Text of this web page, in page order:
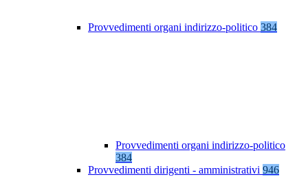
Provvedimenti organi indirizzo-politico 384
Provvedimenti organi indirizzo-politico
384
Provvedimenti dirigenti - amministrativi 946